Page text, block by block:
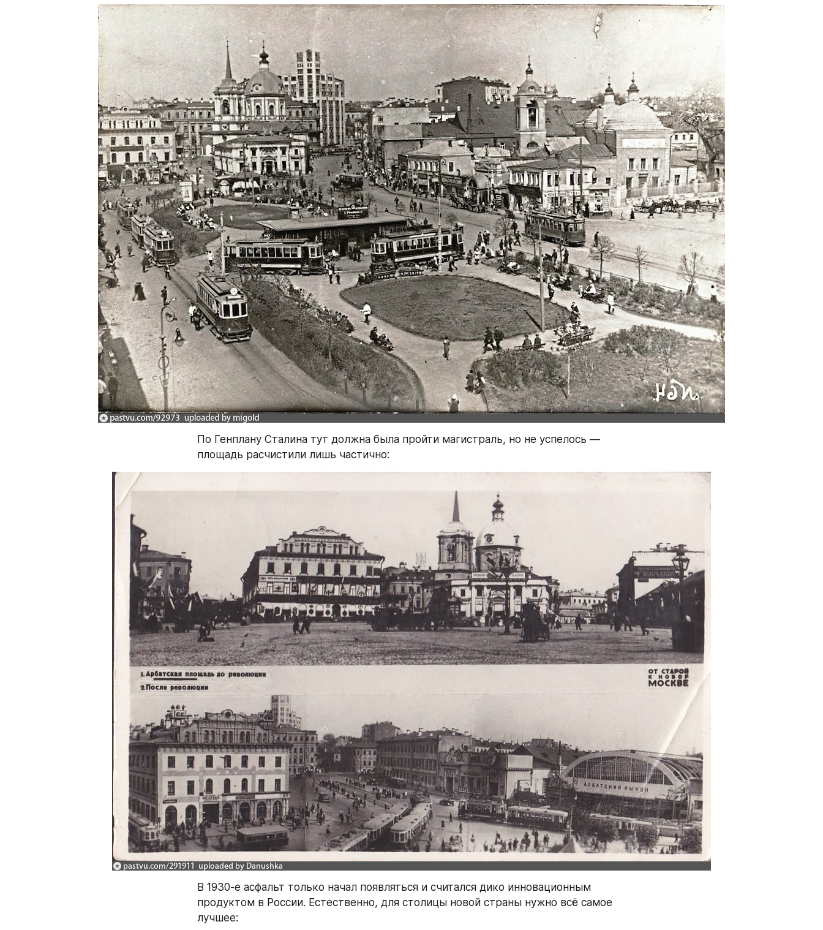
По Генплану Сталина тут должна была пройти магистраль, но не успелось —
площадь расчистили лишь частично:
В 1930-е асфальт только начал появляться и считался дико инновационным
продуктом в России. Естественно, для столицы новой страны нужно всё самое
лучшее: